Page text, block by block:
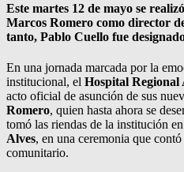
Este martes 12 de mayo se
Marcos Romero como director
tanto, Pablo Cuello fue
En una jornada marcada por la
institucional, el Hospital
acto oficial de asunción de sus
Romero, quien hasta ahora se
tomó las riendas de la institución
Alves, en una ceremonia que
comunitario.